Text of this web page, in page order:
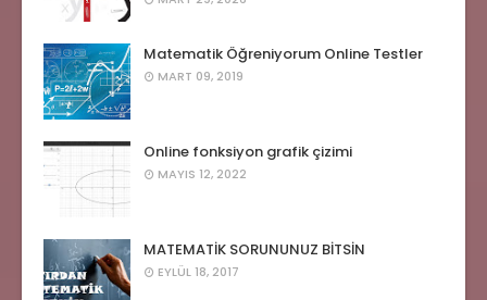
Matematik Öğreniyorum Online Testler
MART 09, 2019
Online fonksiyon grafik çizimi
MAYIS 12, 2022
MATEMATİK SORUNUNUZ BİTSİN
EYLÜL 18, 2017